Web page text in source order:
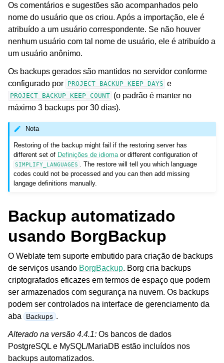
navigation of Instruções de configuração
Os comentários e sugestões são acompanhados pelo
nome do usuário que os criou. Após a importação, ele é
atribuído a um usuário correspondente. Se não houver
nenhum usuário com tal nome de usuário, ele é atribuído a
um usuário anônimo.
Os backups gerados são mantidos no servidor conforme
configurado por
PROJECT_BACKUP_KEEP_DAYS e
PROJECT_BACKUP_KEEP_COUNT (o padrão é manter no
máximo 3 backups por 30 dias).
Nota
Restoring of the backup might fail if the restoring server has
different set of Definições de idioma or different configuration of
SIMPLIFY_LANGUAGES
. The restore will tell you which language
codes could not be processed and you can then add missing
langage definitions manually.
Backup automatizado
usando BorgBackup
O Weblate tem suporte embutido para criação de backups
de serviços usando BorgBackup. Borg cria backups
criptografados eficazes em termos de espaço que podem
ser armazenados com segurança na nuvem. Os backups
podem ser controlados na interface de gerenciamento da
aba
Backups .
Alterado na versão 4.4.1: Os bancos de dados
PostgreSQL e MySQL/MariaDB estão incluídos nos
backups automatizados.